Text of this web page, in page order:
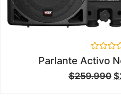
Valorado
en
0
de
Parlante Activo
$259.990 $